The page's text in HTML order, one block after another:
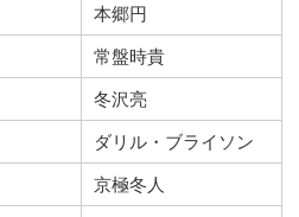
本郷円
常盤時貴
冬沢亮
ダリル・ブライソン
京極冬人